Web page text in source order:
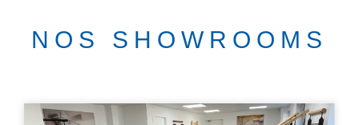
NOS SHOWROOMS